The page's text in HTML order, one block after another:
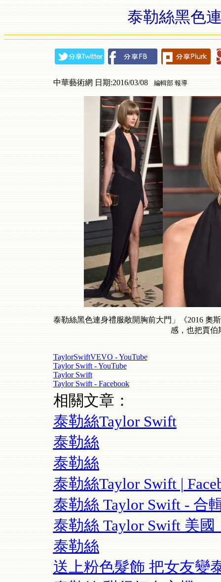
泰勒絲黑色
中華藝術網 日期:2016/03/08 編輯部 報導
泰勒絲黑色連身禮服敞開胸前大門」《2016 奧
感，也把賈伯
TaylorSwiftVEVO - YouTube
Taylor Swift - YouTube
Taylor Swift
Taylor Swift - Facebook
相關文章：
泰勒絲Taylor Swift
泰勒絲
泰勒絲
泰勒絲Taylor Swift |
泰勒絲 Taylor Swift - 合
泰勒絲 Taylor Swift 美
泰勒絲
送上粉色髮飾 把女友變